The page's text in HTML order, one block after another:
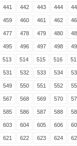
441 442 443 444
459 460 461 462
477 478 479 480
495 496 497 498
513 514 515 516
531 532 533 534
549 550 551 552
567 568 569 570
585 586 587 588
603 604 605 606
621 622 623 624